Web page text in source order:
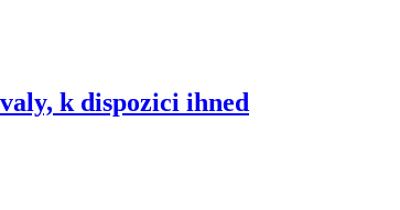
k dispozici ihned